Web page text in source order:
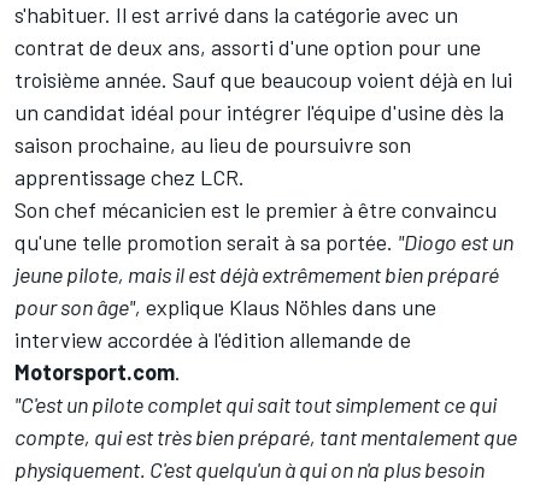
s'habituer. Il est arrivé dans la catégorie avec un
contrat de deux ans, assorti d'une option pour une
troisième année. Sauf que beaucoup voient déjà en lui
un candidat idéal pour intégrer l'équipe d'usine dès la
saison prochaine, au lieu de poursuivre son
apprentissage chez LCR.
Son chef mécanicien est le premier à être convaincu
qu'une telle promotion serait à sa portée. "Diogo est un
jeune pilote, mais il est déjà extrêmement bien préparé
pour son âge", explique Klaus Nöhles dans une
interview accordée à l'édition allemande de
Motorsport.com.
"C'est un pilote complet qui sait tout simplement ce qui
compte, qui est très bien préparé, tant mentalement que
physiquement. C'est quelqu'un à qui on n'a plus besoin